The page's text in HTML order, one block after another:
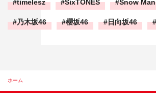
timelesz SixTONES Snow Man
乃木坂46 櫻坂46 日向坂46
ホーム